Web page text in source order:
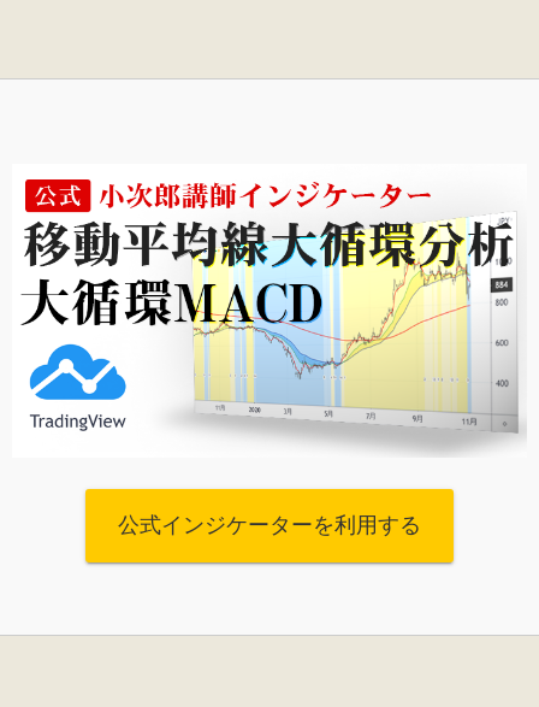
公式インジケーターを利用する